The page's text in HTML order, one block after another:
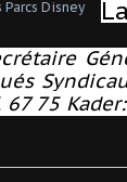
67 75